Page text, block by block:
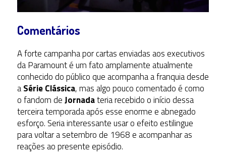
Comentários
A forte campanha por cartas enviadas aos executivos
da Paramount é um fato amplamente atualmente
conhecido do público que acompanha a franquia desde
aSérie Clássica, mas algo pouco comentado é como
o fandom deJornadateria recebido o início dessa
terceira temporada após esse enorme e abnegado
esforço. Seria interessante usar o efeito estilingue
para voltar a setembro de 1968 e acompanhar as
reações ao presente episódio.